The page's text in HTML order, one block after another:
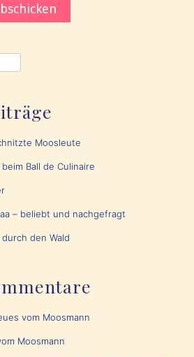
Moosleute
Ball de Culinaire
– beliebt und nachgefragt
den Wald
vom Moosmann
Moosmann